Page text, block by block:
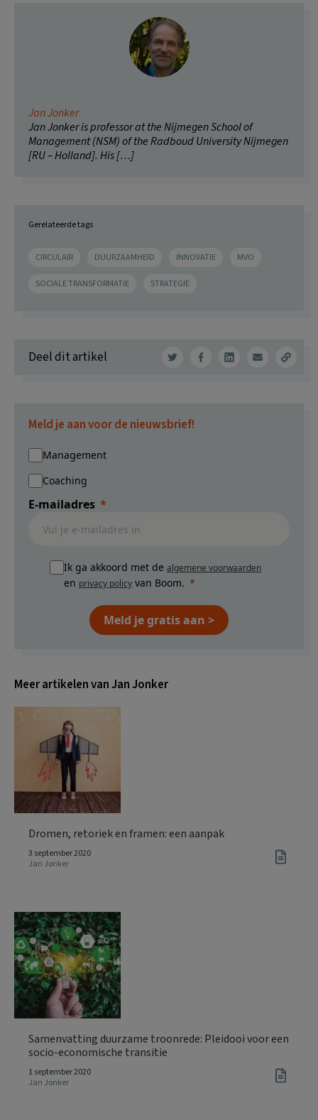
Jan Jonker
Jan Jonker is professor at the Nijmegen School of
Management (NSM) of the Radboud University Nijmegen
[RU – Holland]. His […]
Gerelateerde tags
CIRCULAIR DUURZAAMHEID INNOVATIE MVO
SOCIALE TRANSFORMATIE STRATEGIE
Deel dit artikel
Meld je aan voor de nieuwsbrief!
Management
Coaching
E-mailadres
Ik ga akkoord met de algemene voorwaarden
en privacy policy van Boom.
Meld je gratis aan >
Meer artikelen van Jan Jonker
Dromen, retoriek en framen: een aanpak
3 september 2020
Jan Jonker
Samenvatting duurzame troonrede: Pleidooi voor een
socio-economische transitie
1 september 2020
Jan Jonker